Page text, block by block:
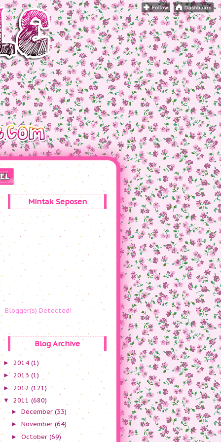
Mintak Seposen
Blogger(s) Detected!
Blog Archive
► 2014 (1)
► 2013(1)
►2012 (121)
▼ 2011 (680)
► December (33)
► November (64)
►October (69)